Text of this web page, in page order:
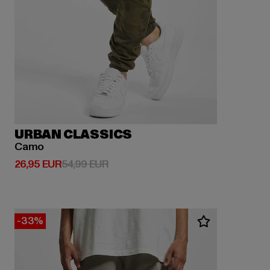
URBAN CLASSICS
Camo
26,95 EUR
Derzeitiger Preis: 26,95 EUR
54,99 EURAktionspreis: 54,99 EUR
-33%